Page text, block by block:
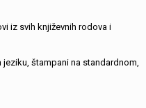
iz svih književnih rodova i
štampani na standardnom,